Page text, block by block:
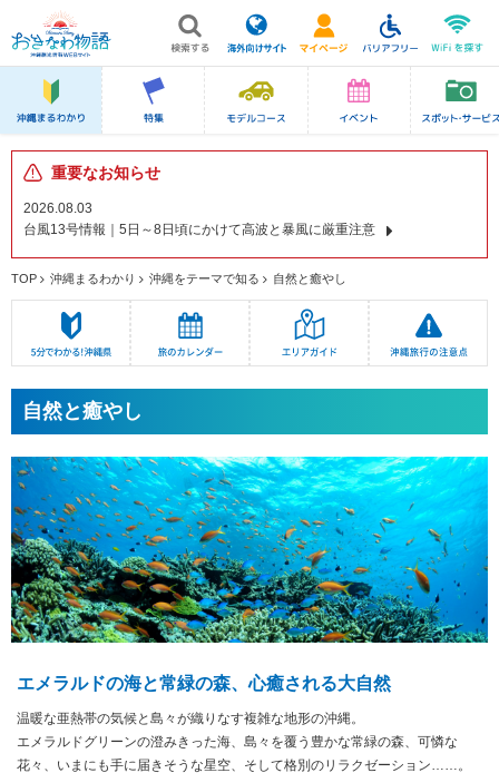
重要なお知らせ
2026.08.03
台風13号情報｜5日～8日頃にかけて高波と暴風に厳重注意
TOP 沖縄まるわかり 沖縄をテーマで知る 自然と癒やし
自然と癒やし
エメラルドの海と常緑の森、心癒される大自然
温暖な亜熱帯の気候と島々が織りなす複雑な地形の沖縄。
エメラルドグリーンの澄みきった海、島々を覆う豊かな常緑の森、可憐な
花々、いまにも手に届きそうな星空、そして格別のリラクゼーション……。